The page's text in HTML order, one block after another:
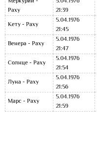
Раху
21:39
Кету - Раху
5.04.1976
21:45
Венера - Раху
5.04.1976
21:47
Солнце - Раху
5.04.1976
21:54
Луна - Раху
5.04.1976
21:56
Марс - Раху
5.04.1976
21:59